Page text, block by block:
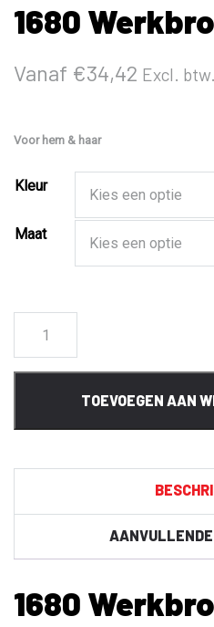
1680
Vanaf €34,42 Excl. btw.
Voor hem & haar
Kleur
Maat
Werkbroek
Food
TOEVOEGEN AAN
1680